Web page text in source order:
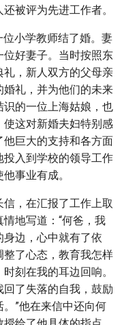
被评为先进工作者。
小学教师结了婚。妻
好妻子。当时按照东
，新人双方的父母亲
礼，并为他们的未来
的一位上海姑娘，也
这对新婚夫妇特别感
巨大的支持和各方面
入到学校的领导工作
事业有成。
，在汇报了工作上取
地写道：“何爸，我
边，心中就有了依
了心态，教育我怎样
刻在我的耳边回响。
了失落的自我，鼓励
”他在来信中还向何